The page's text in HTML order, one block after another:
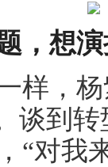
，想
，杨
谈到
“对我